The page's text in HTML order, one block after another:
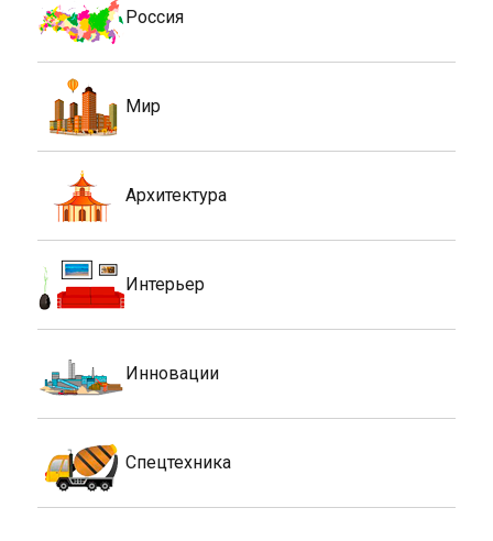
Россия
Мир
Архитектура
Интерьер
Инновации
Спецтехника